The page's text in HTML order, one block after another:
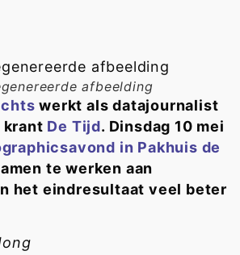
afbeelding
werkt als datajournalist
krant De Tijd. Dinsdag 10 mei
in Pakhuis de
te werken aan
het eindresultaat veel beter